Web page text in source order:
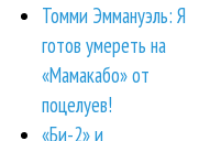
Томми Эммануэль: Я
готов умереть на
«Мамакабо» от
поцелуев!
«Би-2» и